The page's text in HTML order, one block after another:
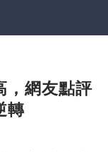
，網友點評
轉